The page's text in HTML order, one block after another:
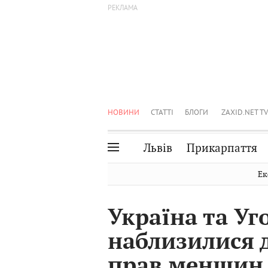
НОВИНИ СТАТТІ БЛОГИ ZAXID.NET TV
Львів Прикарпаття
Волинь
Закарпаття
Чернівці
Україна та
наблизилися